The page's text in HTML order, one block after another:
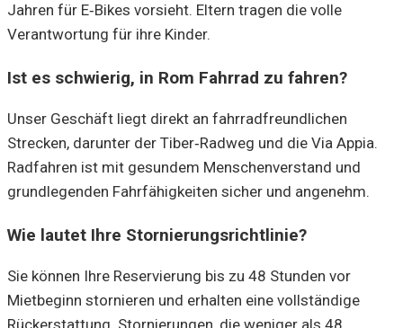
Jahren für E‑Bikes vorsieht. Eltern tragen die volle
Verantwortung für ihre Kinder.
Ist es schwierig, in Rom Fahrrad zu fahren?
Unser Geschäft liegt direkt an fahrradfreundlichen
Strecken, darunter der Tiber‑Radweg und die Via Appia.
Radfahren ist mit gesundem Menschenverstand und
grundlegenden Fahrfähigkeiten sicher und angenehm.
Wie lautet Ihre Stornierungsrichtlinie?
Sie können Ihre Reservierung bis zu 48 Stunden vor
Mietbeginn stornieren und erhalten eine vollständige
Rückerstattung. Stornierungen, die weniger als 48